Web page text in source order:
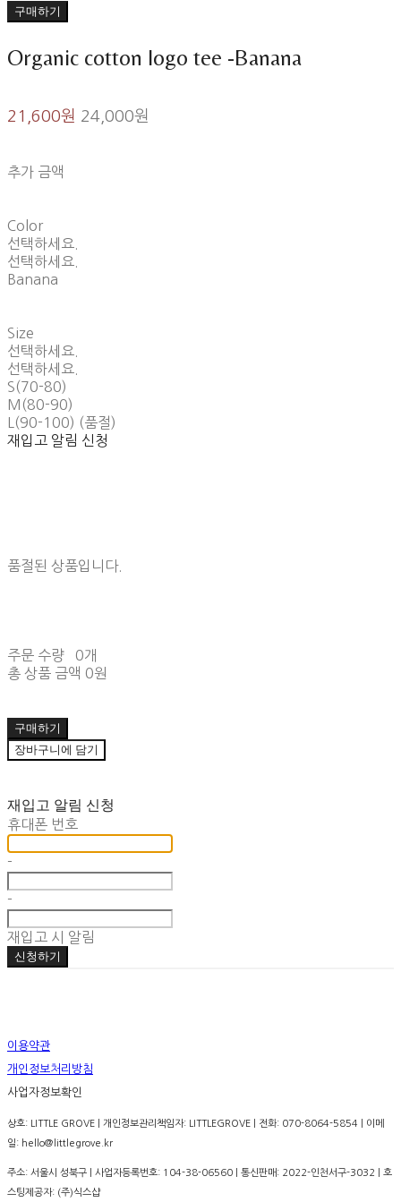
구매하기
Organic cotton logo tee -Banana
21,600원 24,000원
추가 금액
Color
선택하세요.
선택하세요.
Banana
Size
선택하세요.
선택하세요.
S(70-80)
M(80-90)
L(90-100) (품절)
재입고 알림 신청
품절된 상품입니다.
주문 수량
0개
총 상품 금액 0원
구매하기
장바구니에 담기
재입고 알림 신청
휴대폰 번호
-
-
재입고 시 알림
신청하기
이용약관
개인정보처리방침
사업자정보확인
상호: LITTLE GROVE | 개인정보관리책임자: LITTLEGROVE | 전화: 070-8064-5854 | 이메
일: hello@littlegrove.kr
주소: 서울시 성북구 | 사업자등록번호: 104-38-06560 | 통신판매: 2022-인천서구-3032 | 호
스팅제공자: (주)식스샵